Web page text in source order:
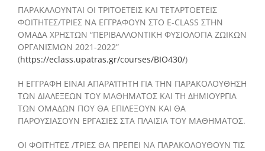
Προπτυχιακές Σπουδές
Μεταπτυχιακές Σπουδές
Προσωπικό
ΠΑΡΑΚΑΛΟΥΝΤΑΙ ΟΙ ΤΡΙΤΟΕΤΕΙΣ ΚΑΙ ΤΕΤΑΡΤΟΕΤΕΙΣ
ΦΟΙΤΗΤΕΣ/ΤΡΙΕΣ ΝΑ ΕΓΓΡΑΦΟΥΝ ΣΤΟ E-CLASS ΣΤΗΝ
ΟΜΑΔΑ ΧΡΗΣΤΩΝ “ΠΕΡΙΒΑΛΛΟΝΤΙΚΗ ΦΥΣΙΟΛΟΓΙΑ ΖΩΙΚΩΝ
ΟΡΓΑΝΙΣΜΩΝ 2021-2022”
(https://eclass.upatras.gr/courses/BIO430/)
Η ΕΓΓΡΑΦΗ ΕΙΝΑΙ ΑΠΑΡΑΊΤΗΤΗ ΓΙΑ ΤΗΝ ΠΑΡΑΚΟΛΟΥΘΗΣΗ
ΤΩΝ ΔΙΑΛΕΞΕΩΝ ΤΟΥ ΜΑΘΗΜΑΤΟΣ ΚΑΙ ΤΗ ΔΗΜΙΟΥΡΓΙΑ
ΤΩΝ ΟΜΑΔΩΝ ΠΟΥ ΘΑ ΕΠΙΛΕΞΟΥΝ ΚΑΙ ΘΑ
ΠΑΡΟΥΣΙΑΣΟΥΝ ΕΡΓΑΣΙΕΣ ΣΤΑ ΠΛΑΙΣΙΑ ΤΟΥ ΜΑΘΗΜΑΤΟΣ.
ΟΙ ΦΟΙΤΗΤΕΣ /ΤΡΙΕΣ ΘΑ ΠΡΕΠΕΙ ΝΑ ΠΑΡΑΚΟΛΟΥΘΟΥΝ ΤΙΣ